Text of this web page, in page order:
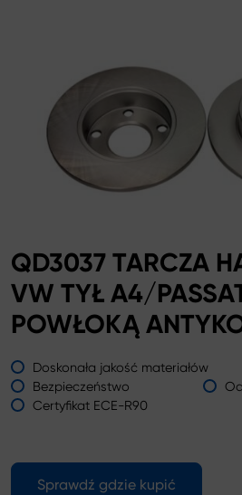
QD3037 TARCZA
VW TYŁ A4/
POWŁOKĄ
Doskonała jakość materiałów
Bezpieczeństwo
Certyfikat ECE-R90
Sprawdź gdzie kupić